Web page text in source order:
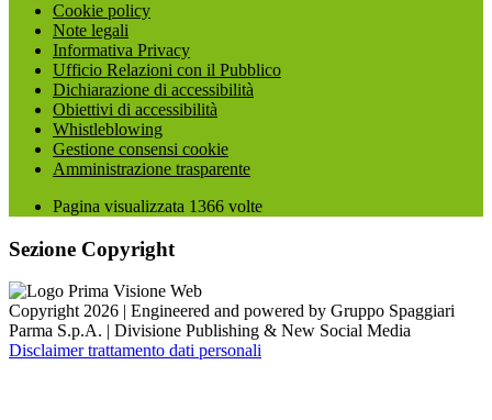
Cookie policy
Note legali
Informativa Privacy
Ufficio Relazioni con il Pubblico
Dichiarazione di accessibilità
Obiettivi di accessibilità
Whistleblowing
Gestione consensi cookie
Amministrazione trasparente
Pagina visualizzata 1366 volte
Sezione Copyright
Copyright 2026 | Engineered and powered by Gruppo Spaggiari
Parma S.p.A. | Divisione Publishing & New Social Media
Disclaimer trattamento dati personali